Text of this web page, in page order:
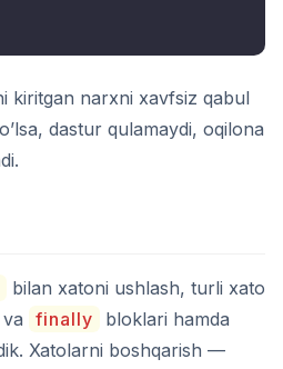
kiritgan narxni xavfsiz qabul
dastur qulamaydi, oqilona
bilan xatoni ushlash, turli xato
va finally
bloklari hamda
Xatolarni boshqarish —